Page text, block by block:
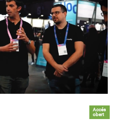
Accés
obert